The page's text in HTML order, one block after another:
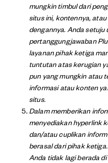
mungkin timbul dari
situs ini, kontennya,
dengannya. Anda
pertanggungjawaban
layanan pihak ketiga
tuntutan atas kerugian
pun yang mungkin atau
informasi atau konten
situs.
Dalam memberikan
menyediakan hyperlink
dan/atau cuplikan
berasal dari pihak
Anda tidak lagi berada